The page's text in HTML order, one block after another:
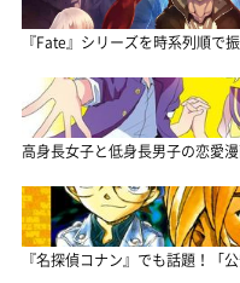
『Fate』シリーズを時系列順で
高身長女子と低身長男子の恋愛
『名探偵コナン』でも話題！「